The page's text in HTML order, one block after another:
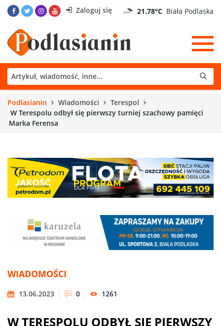
Zaloguj się 21.78°C Biała Podlaska
Podlasianin Wiadomości
Terespol
W Terespolu odbył się pierwszy turniej szachowy pamięci
Marka Ferensa
WIADOMOŚCI
13.06.2023 0 1261
W TERESPOLU ODBYŁ SIĘ PIERWSZY